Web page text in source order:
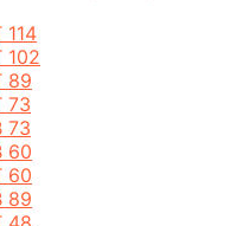
89
73
73
60
60
89